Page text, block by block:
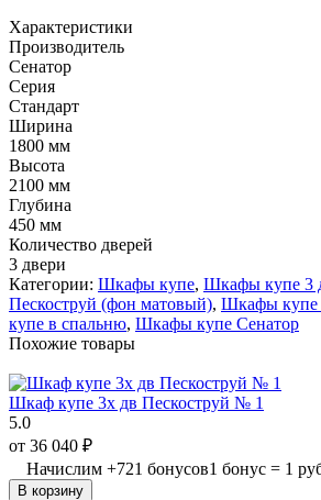
Характеристики
Производитель
Сенатор
Серия
Стандарт
Ширина
1800 мм
Высота
2100 мм
Глубина
450 мм
Количество дверей
3 двери
Категории: Шкафы купе, Шкафы купе 3
Пескоструй (фон матовый), Шкафы купе
купе в спальню, Шкафы купе Сенатор
Похожие товары
Шкаф купе 3х дв Пескоструй № 1
5.0
от 36 040 ₽
Начислим +721 бонусов1 бонус = 1
В корзину